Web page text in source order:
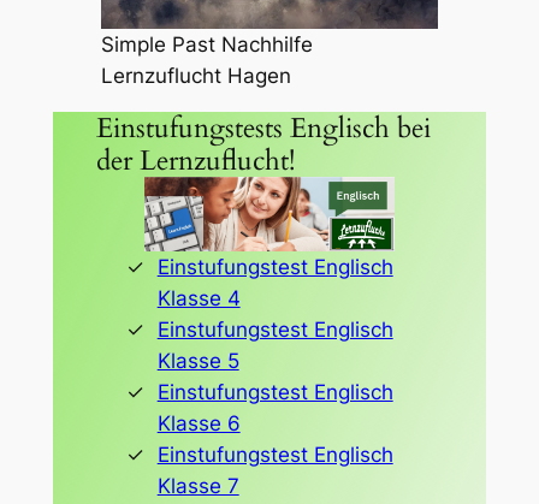
Simple Past Nachhilfe
Lernzuflucht Hagen
Einstufungstests Englisch bei
der Lernzuflucht!
Einstufungstest Englisch
Klasse 4
Einstufungstest Englisch
Klasse 5
Einstufungstest Englisch
Klasse 6
Einstufungstest Englisch
Klasse 7